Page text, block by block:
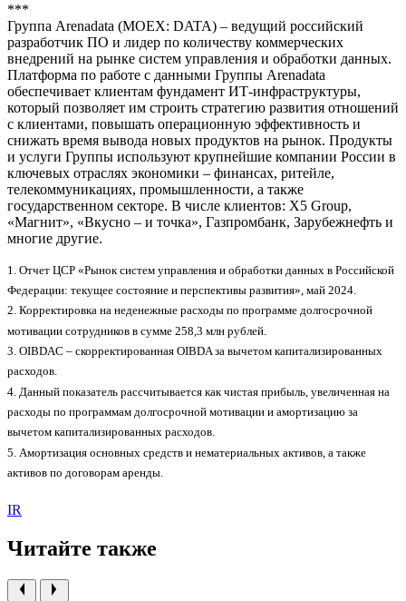
***
Группа Arenadata (MOEX: DATA) – ведущий российский
разработчик ПО и лидер по количеству коммерческих
внедрений на рынке систем управления и обработки данных.
Платформа по работе с данными Группы Arenadata
обеспечивает клиентам фундамент ИТ-инфраструктуры,
который позволяет им строить стратегию развития отношений
с клиентами, повышать операционную эффективность и
снижать время вывода новых продуктов на рынок. Продукты
и услуги Группы используют крупнейшие компании России в
ключевых отраслях экономики – финансах, ритейле,
телекоммуникациях, промышленности, а также
государственном секторе. В числе клиентов: X5 Group,
«Магнит», «Вкусно – и точка», Газпромбанк, Зарубежнефть и
многие другие.
1. Отчет ЦСР «Рынок систем управления и обработки данных в Российской
Федерации: текущее состояние и перспективы развития», май 2024.
2. Корректировка на неденежные расходы по программе долгосрочной
мотивации сотрудников в сумме 258,3 млн рублей.
3. OIBDAC – скорректированная OIBDA за вычетом капитализированных
расходов.
4. Данный показатель рассчитывается как чистая прибыль, увеличенная на
расходы по программам долгосрочной мотивации и амортизацию за
вычетом капитализированных расходов.
5. Амортизация основных средств и нематериальных активов, а также
активов по договорам аренды.
IR
Читайте также